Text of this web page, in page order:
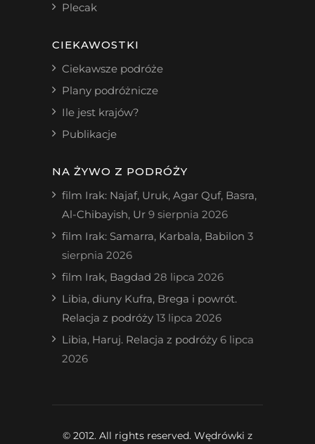
Plecak
CIEKAWOSTKI
Ciekawsze podróże
Plany podróżnicze
Ile jest krajów?
Publikacje
NA ŻYWO Z PODRÓŻY
film Irak: Najaf, Uruk, Agar Quf, Basra,
Al-Chibayish, Ur 9 sierpnia 2026
film Irak: Samarra, Karbala, Babilon 3
sierpnia 2026
film Irak, Bagdad 28 lipca 2026
Libia, diuny Kufra, Brega i powrót.
Relacja z podróży 13 lipca 2026
Libia, Haruj. Relacja z podróży 6 lipca
2026
© 2012. All rights reserved. Wędrówki z